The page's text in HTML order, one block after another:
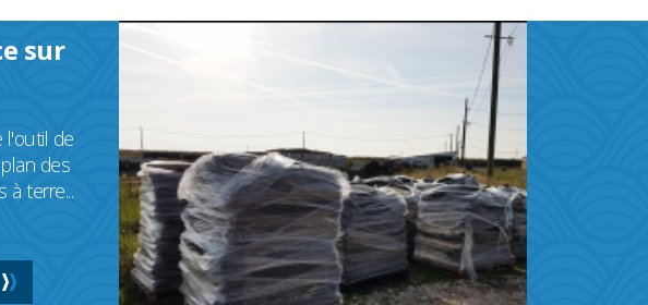
sur
l'outil de
des
à terre...